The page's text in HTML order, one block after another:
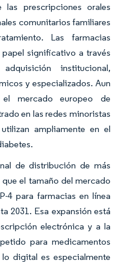
prescripciones orales
comunitarios familiares
Las farmacias
significativo a través
institucional,
y especializados. Aun
mercado europeo de
en las redes minoristas
ampliamente en el
de distribución de más
el tamaño del mercado
4 para farmacias en línea
2031. Esa expansión está
electrónica y a la
para medicamentos
digital es especialmente